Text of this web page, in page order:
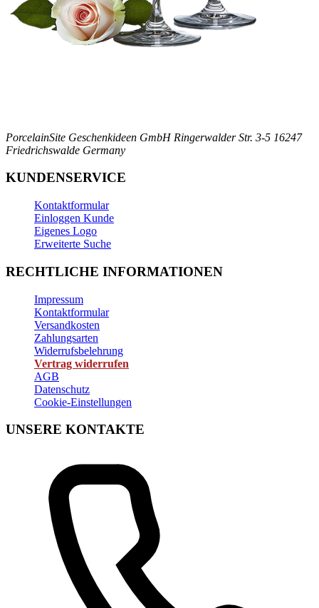
PorcelainSite Geschenkideen GmbH Ringerwalder Str. 3-5 16247
Friedrichswalde Germany
KUNDENSERVICE
Kontaktformular
Einloggen Kunde
Eigenes Logo
Erweiterte Suche
RECHTLICHE INFORMATIONEN
Impressum
Kontaktformular
Versandkosten
Zahlungsarten
Widerrufsbelehrung
Vertrag widerrufen
AGB
Datenschutz
Cookie-Einstellungen
UNSERE KONTAKTE